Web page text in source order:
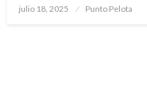
Publicado
julio 18, 2025 Punto Pelota